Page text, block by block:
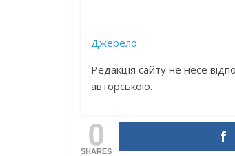
Джерело
Редакція сайту не несе
авторською.
0
SHARES